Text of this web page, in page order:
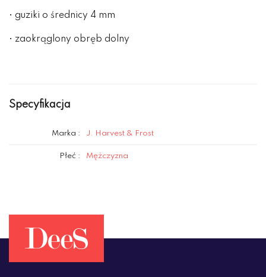
• guziki o średnicy 4 mm
• zaokrąglony obręb dolny
Specyfikacja
Marka : J. Harvest & Frost
Płeć : Mężczyzna